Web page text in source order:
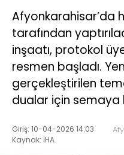
Afyonkarahisar’da
tarafından
inşaatı, protokol
resmen başladı.
gerçekleştirilen
dualar için semaya
Giriş: 10-04-2026 14:03
Kaynak: İHA